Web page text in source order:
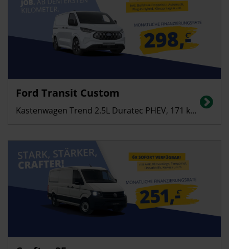
Ford Transit Custom
Kastenwagen Trend 2.5L Duratec PHEV, 171 kW (233 PS)